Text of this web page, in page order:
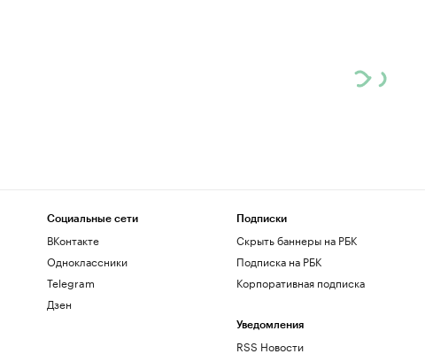
Социальные сети
ВКонтакте
Одноклассники
Telegram
Дзен
Подписки
Скрыть баннеры на РБК
Подписка на РБК
Корпоративная подписка
Уведомления
RSS Новости